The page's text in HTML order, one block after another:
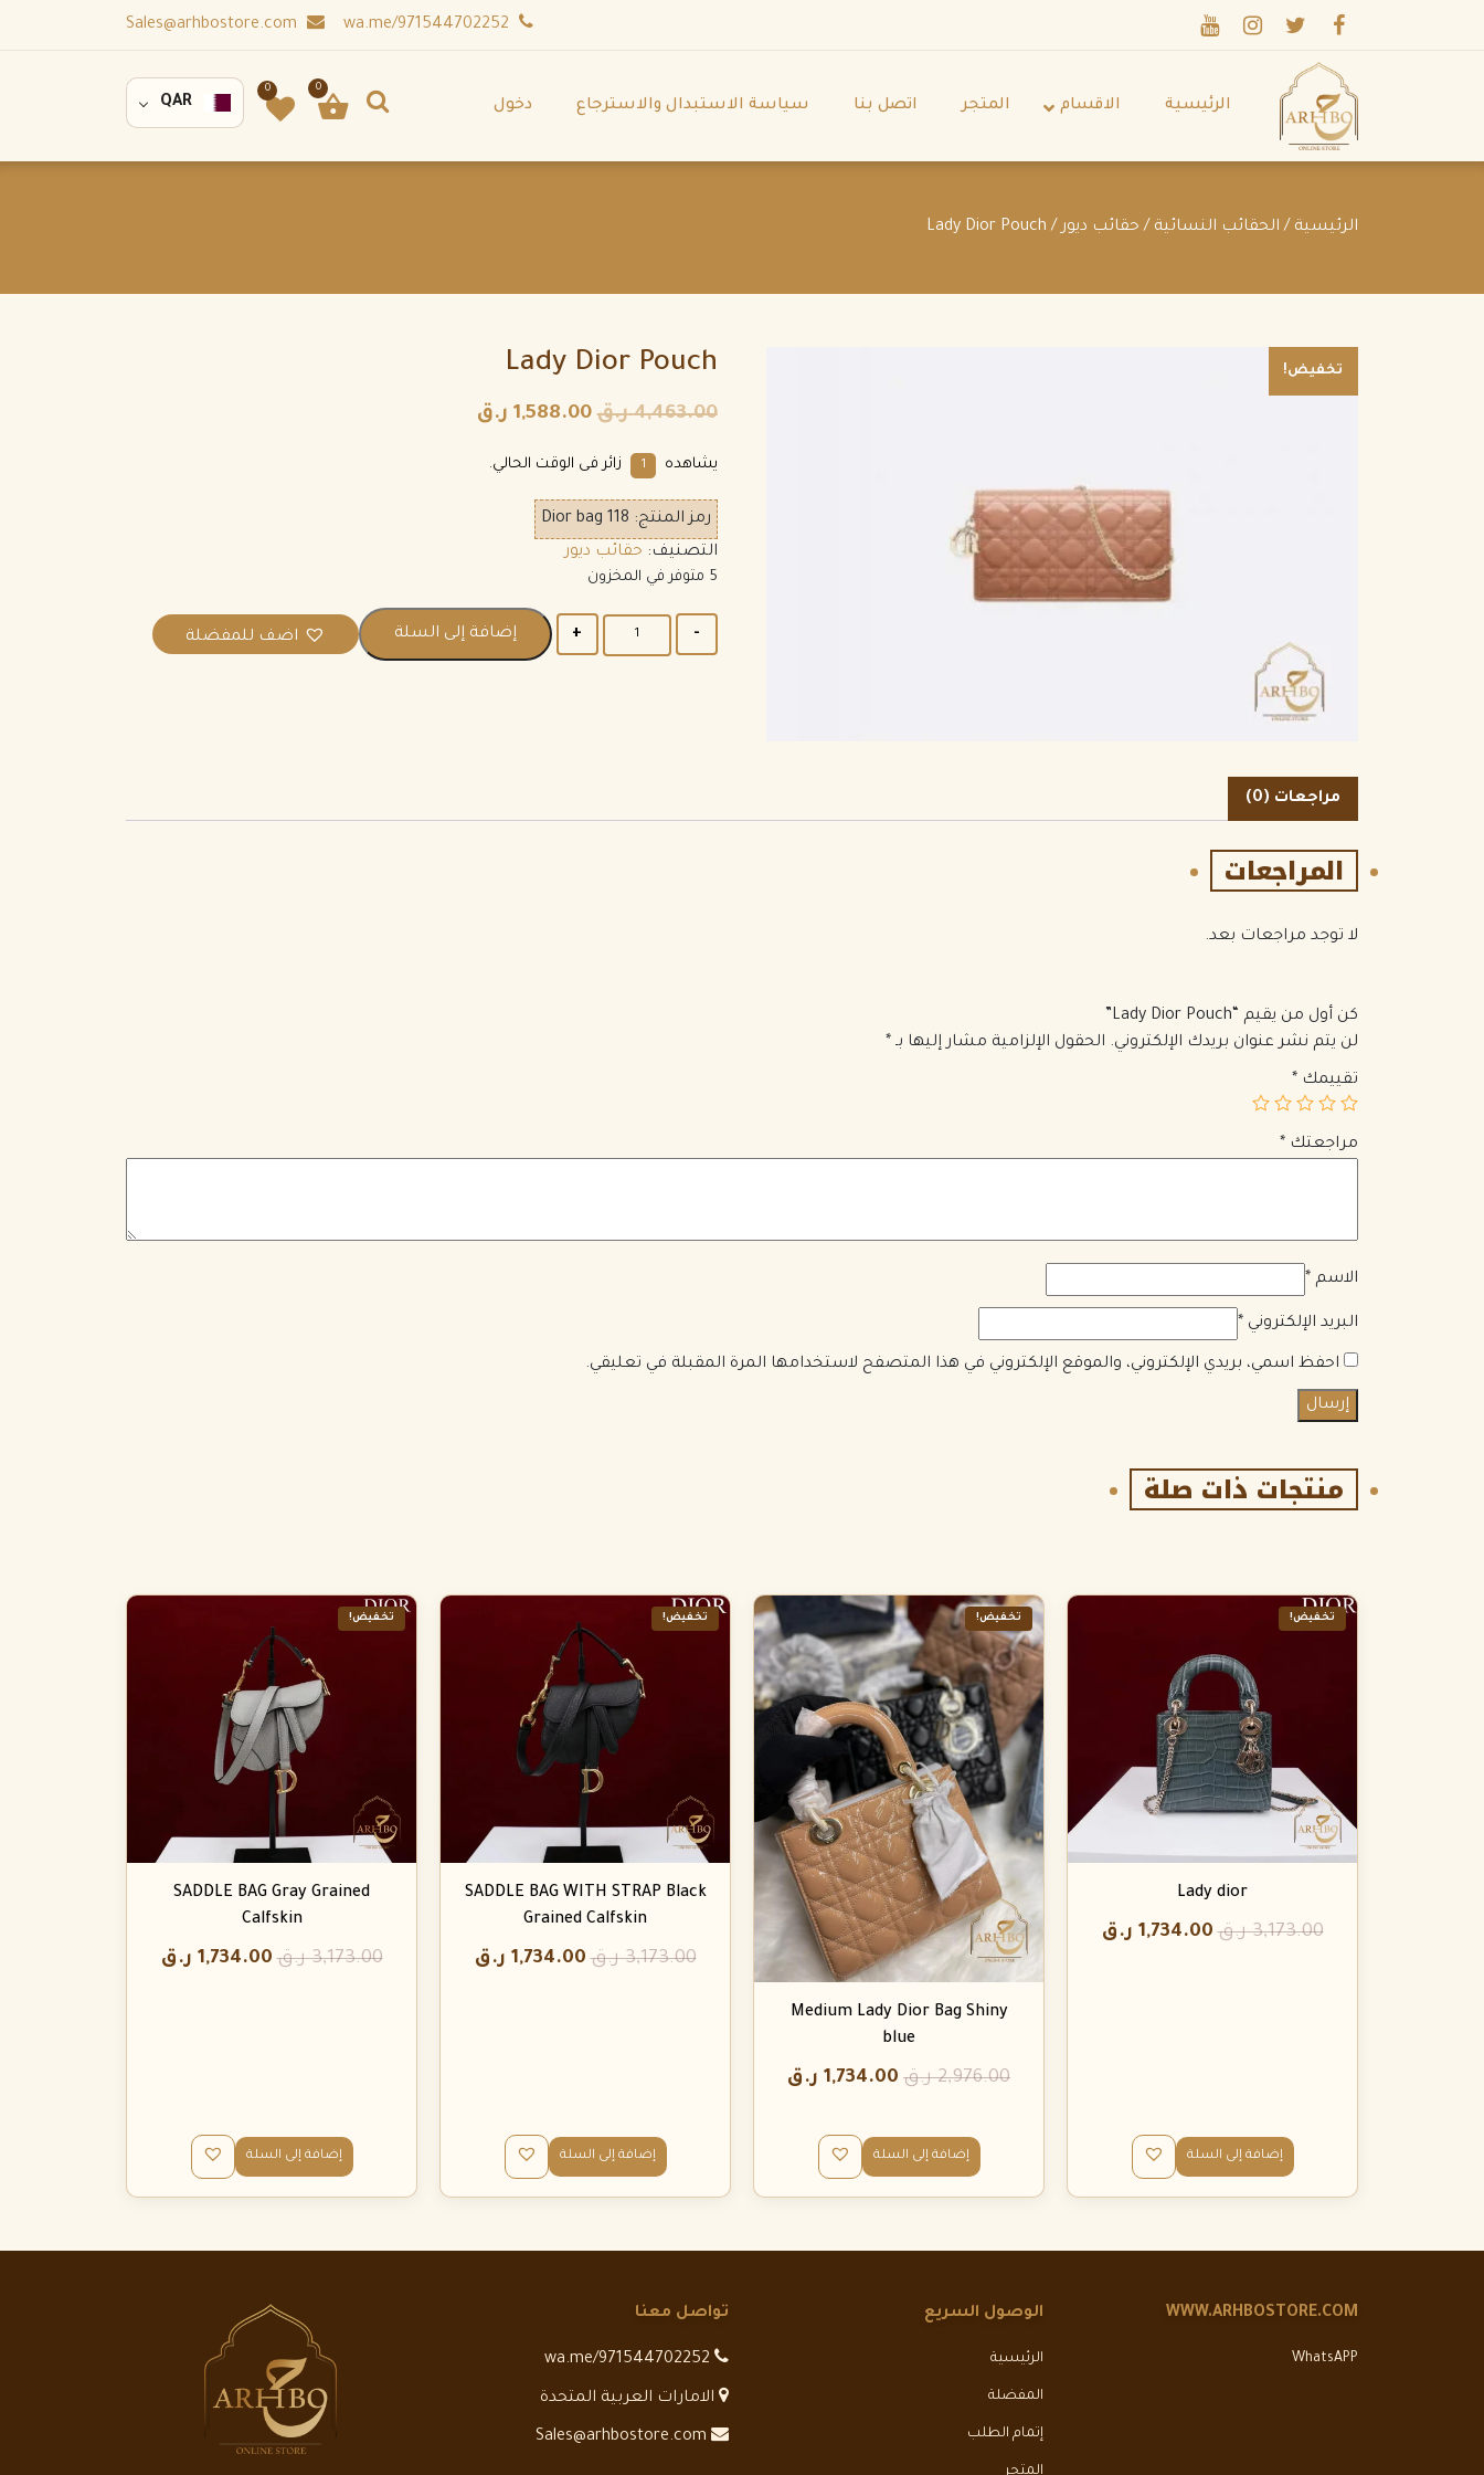
الرئيسية الاقسام المتجر اتصل بنا سياسة الاستبدال والاسترجاع دخول
0
0
QAR
الرئيسية / الحقائب النسائية / حقائب ديور/ Lady Dior Pouch
تخفيض! Lady Dior Pouch
4,463.00 ر.ق 1,588.00 ر.ق
يشاهده 1 زائر فى الوقت الحالي.
رمز المنتج: Dior bag 118
التصنيف: حقائب ديور
5 متوفر في المخزون
إضافة إلى السلة اضف للمفضلة
مراجعات (0)
المراجعات
لا توجد مراجعات بعد.
كن أول من يقيم “Lady Dior Pouch”
لن يتم نشر عنوان بريدك الإلكتروني. الحقول الإلزامية مشار إليها بـ *
تقييمك *
مراجعتك *
الاسم *
البريد الإلكتروني *
احفظ اسمي، بريدي الإلكتروني، والموقع الإلكتروني في هذا المتصفح لاستخدامها المرة المقبلة في تعليقي.
منتجات ذات صلة
تخفيض!
Lady dior
3,173.00 ر.ق 1,734.00 ر.ق
إضافة إلى السلة
تخفيض!
Medium Lady Dior Bag Shiny
blue
2,976.00 ر.ق 1,734.00 ر.ق
إضافة إلى السلة
تخفيض!
SADDLE BAG WITH STRAP Black
Grained Calfskin
3,173.00 ر.ق 1,734.00 ر.ق
إضافة إلى السلة
تخفيض!
SADDLE BAG Gray Grained
Calfskin
3,173.00 ر.ق 1,734.00 ر.ق
إضافة إلى السلة
WWW.ARHBOSTORE.COM
WhatsAPP
الوصول السريع
الرئيسية
المفضلة
إتمام الطلب
المتجر
تواصل معنا
الامارات العربية المتحدة